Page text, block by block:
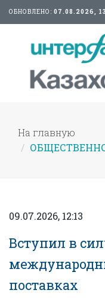
ОБНОВЛЕНО: 07.08.2026,
На главную
09.07.2026, 12:13
Вступил в
поставках